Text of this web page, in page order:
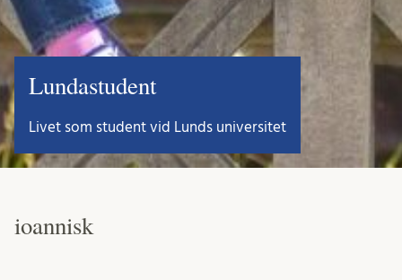
Lundastudent
Livet som student vid Lunds universitet
ioannisk